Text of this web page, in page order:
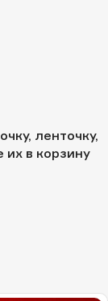
ленточку,
в корзину